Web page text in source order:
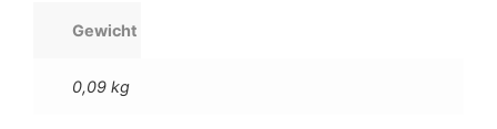
Gewicht
0,09 kg